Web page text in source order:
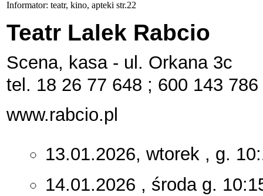
Informator: teatr, kino, apteki str.22
Teatr Lalek Rabcio
Scena, kasa - ul. Orkana 3c
tel. 18 26 77 648 ; 600 143 786
www.rabcio.pl
13.01.2026, wtorek , g.
14.01.2026 , środa g.